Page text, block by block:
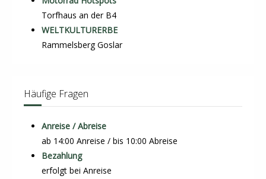
Torfhaus an der B4
WELTKULTURERBE
Rammelsberg Goslar
Häufige Fragen
Anreise / Abreise
ab 14:00 Anreise / bis 10:00 Abreise
Bezahlung
erfolgt bei Anreise